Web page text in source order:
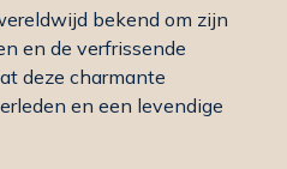
bekend om zijn
en de verfrissende
deze charmante
en een levendige